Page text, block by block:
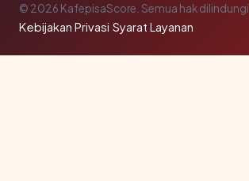
© 2026 KafepisaScore. Semua hak dilindungi.
Kebijakan Privasi·Syarat Layanan